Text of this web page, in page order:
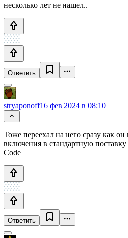
несколько лет не нашел..
Ответить
stryaponoff16 фев 2024 в 08:10
Тоже переехал на него сразу как
включения в стандартную
Code
Ответить